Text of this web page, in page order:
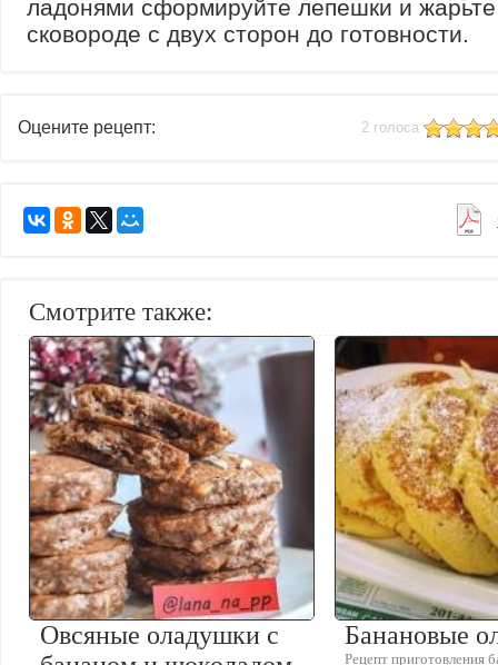
ладонями сформируйте лепешки и
сковороде с двух сторон до готовности.
Оцените рецепт: 2 голоса
Смотрите также:
Овсяные оладушки с
Банановые
Рецепт приготовления